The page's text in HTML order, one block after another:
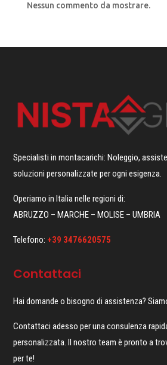
Nessun commento da mostrare.
Specialisti in montacarichi: Noleggio,
soluzioni personalizzate per ogni esigenza.
Operiamo in Italia nelle regioni di:
ABRUZZO – MARCHE – MOLISE – UMBRIA
Telefono: +39 3476620575
Contattaci
Hai domande o bisogno di assistenza?
Contattaci adesso per una consulenza
personalizzata. Il nostro team è pronto a
per te!